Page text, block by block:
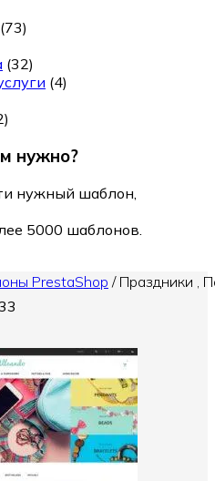
(73)
(32)
(4)
нужно?
нужный шаблон,
5000 шаблонов.
PrestaShop / Праздники ,